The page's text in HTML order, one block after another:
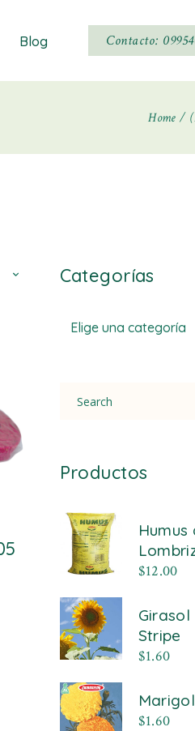
Blog Contacto:
Noticias
Home
Categorías
Elige una categoría
for:
Productos
Humus
$12.00
Girasol
Stripe
$1.60
$1.60